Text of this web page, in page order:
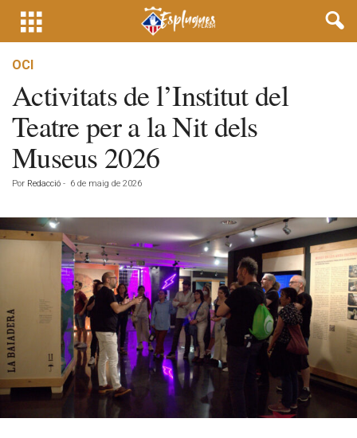
OCI
Activitats de l’Institut del
Teatre per a la Nit dels
Museus 2026
Por Redacció - 6 de maig de 2026